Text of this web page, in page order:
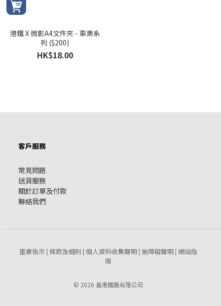
港鐵 X 微影A4文件夾 - 車票系
列 ($200)
HK$18.00
客戶服務
常見問題
送貨服務
關於訂單及付款
聯絡我們
重要告示| 條款及細則 | 個人資料收集聲明| 無障礙聲明| 網站指
南
© 2026 香港鐵路有限公司